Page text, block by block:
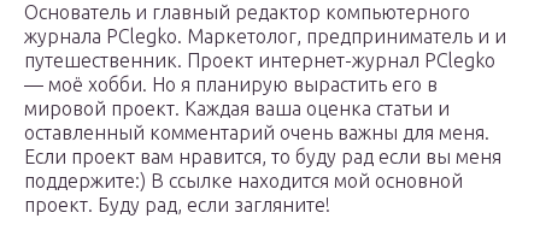
Основатель и главный редактор компьютерного
журнала PClegko. Маркетолог, предприниматель и и
путешественник. Проект интернет-журнал PClegko
— моё хобби. Но я планирую вырастить его в
мировой проект. Каждая ваша оценка статьи и
оставленный комментарий очень важны для меня.
Если проект вам нравится, то буду рад если вы меня
поддержите:) В ссылке находится мой основной
проект. Буду рад, если загляните!